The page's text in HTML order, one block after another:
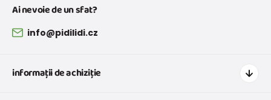
3 ani 92 - 98
Ai nevoie de un sfat?
info@pidilidi.cz
informații de achiziție